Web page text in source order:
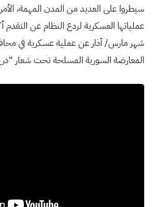
سيطروا على العديد من المدن المهمة،
عملياتها العسكرية لردع النظام عن التقدم
شهر مارس/ آذار عن عملية عسكرية في
المعارضة السورية المسلحة تحت شعار